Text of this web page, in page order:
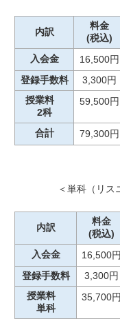
内訳
料金
(税込)
入会金
16,500円
登録手数料 3,300円
授業料
2科
59,500円
合計 79,300円
＜単科（リス
内訳
料金
(税込)
入会金
16,500円
登録手数料 3,300円
授業料
単科
35,700円